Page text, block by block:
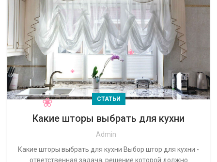
СТАТЬИ
Какие шторы выбрать для кухни
Admin
Какие шторы выбрать для кухни Выбор штор для кухни -
ответственная задача, решение которой должно